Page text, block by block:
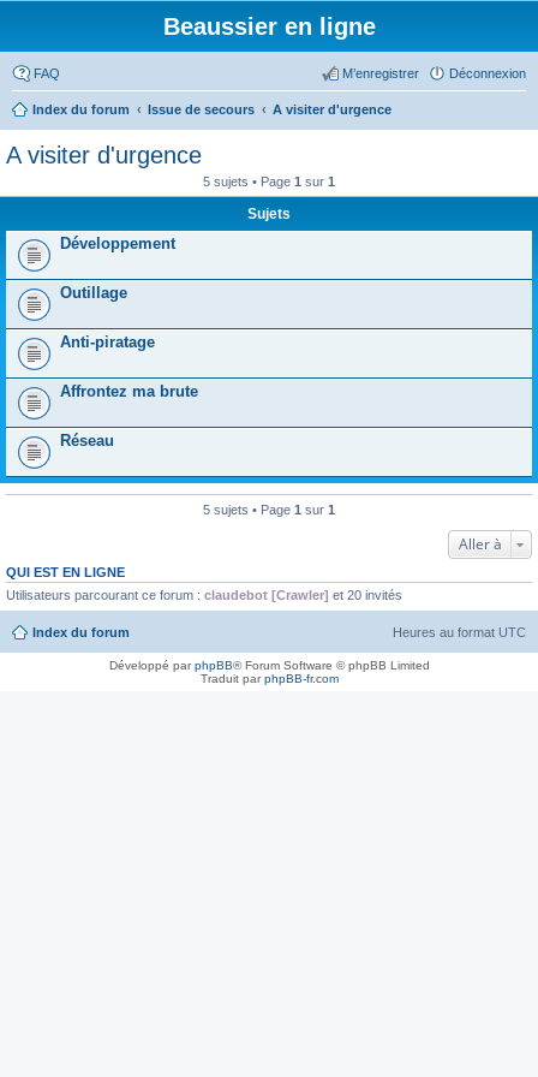
Beaussier en ligne
FAQ Déconnexion
M’enregistrer
Index du forum Issue de secours A visiter d'urgence
A visiter d'urgence
5 sujets • Page 1 sur 1
Sujets
Développement
Outillage
Anti-piratage
Affrontez ma brute
Réseau
5 sujets • Page 1 sur 1
Aller à
QUI EST EN LIGNE
Utilisateurs parcourant ce forum : claudebot [Crawler] et 20 invités
Index du forum Heures au format UTC
Développé parphpBB® Forum Software © phpBB Limited
Traduit parphpBB-fr.com